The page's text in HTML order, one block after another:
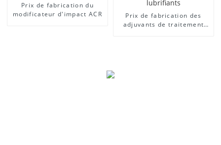
Prix ​​de fabrication du
modificateur d'impact ACR
Prix ​​de fabrication des
adjuvants de traitement